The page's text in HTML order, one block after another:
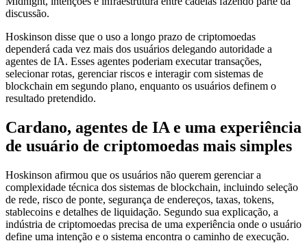
discussão.
Hoskinson disse que o uso a longo prazo de criptomoedas
dependerá cada vez mais dos usuários delegando autoridade a
agentes de IA. Esses agentes poderiam executar transações,
selecionar rotas, gerenciar riscos e interagir com sistemas de
blockchain em segundo plano, enquanto os usuários definem o
resultado pretendido.
Cardano, agentes de IA e uma experiência
de usuário de criptomoedas mais simples
Hoskinson afirmou que os usuários não querem gerenciar a
complexidade técnica dos sistemas de blockchain, incluindo seleção
de rede, risco de ponte, segurança de endereços, taxas, tokens,
stablecoins e detalhes de liquidação. Segundo sua explicação, a
indústria de criptomoedas precisa de uma experiência onde o usuário
define uma intenção e o sistema encontra o caminho de execução.